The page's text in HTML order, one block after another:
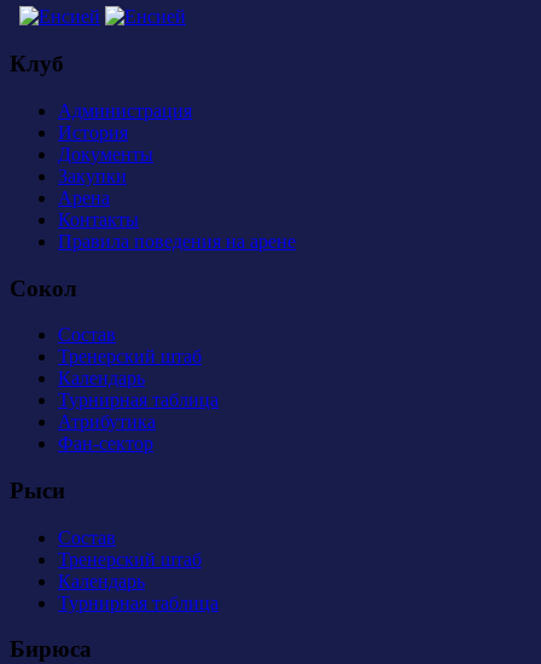
Клуб
Администрация
История
Документы
Закупки
Арена
Контакты
Правила поведения на арене
Сокол
Состав
Тренерский штаб
Календарь
Турнирная таблица
Атрибутика
Фан-сектор
Рыси
Состав
Тренерский штаб
Календарь
Турнирная таблица
Бирюса